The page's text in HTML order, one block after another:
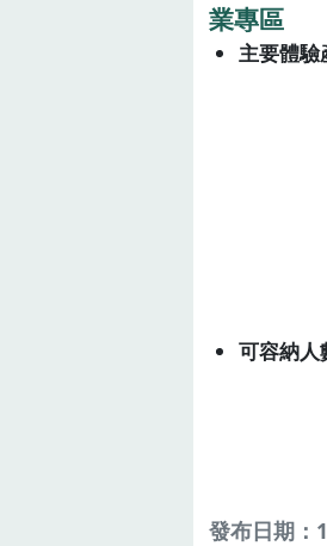
業專區
主要體驗
可容納人
發布日期：